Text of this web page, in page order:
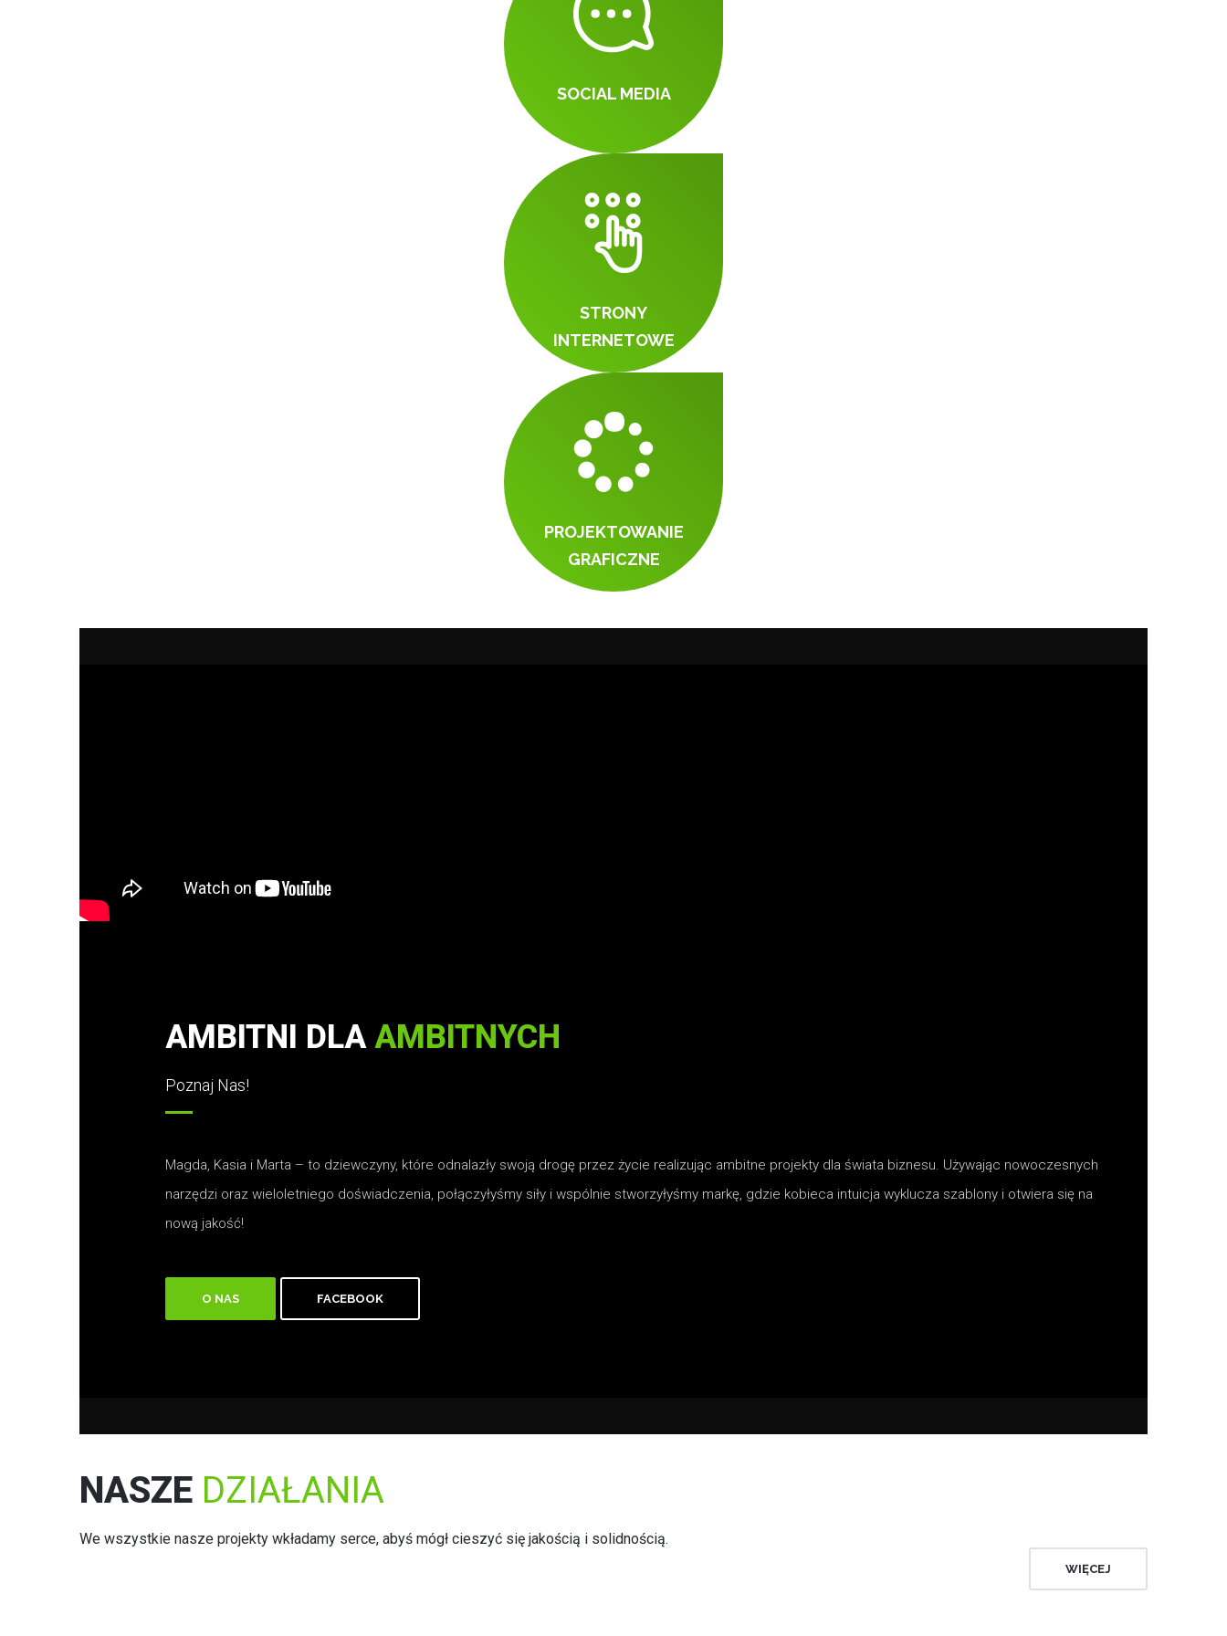
SOCIAL MEDIA
STRONY
INTERNETOWE
PROJEKTOWANIE
GRAFICZNE
AMBITNI DLAAMBITNYCH
Poznaj Nas!
Magda, Kasia i Marta – to dziewczyny, które odnalazły swoją drogę przez życie realizując ambitne projekty dla świata biznesu. Używając nowoczesnych
narzędzi oraz wieloletniego doświadczenia, połączyłyśmy siły i wspólnie stworzyłyśmy markę, gdzie kobieca intuicja wyklucza szablony i otwiera się na
nową jakość!
O NAS FACEBOOK
NASZE DZIAŁANIA
We wszystkie nasze projekty wkładamy serce, abyś mógł cieszyć się jakością i solidnością.
WIĘCEJ